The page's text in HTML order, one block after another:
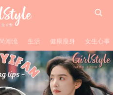
潮流 生活 健康瘦身 女生心事